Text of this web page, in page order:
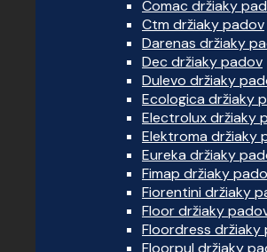
Comac držiaky
Ctm držiaky padov
Darenas držiaky
Dec držiaky padov
Dulevo držiaky
Ecologica držiaky
Electrolux držiaky
Elektroma držiaky
Eureka držiaky
Fimap držiaky
Fiorentini držiaky
Floor držiaky
Floordress držiaky
Floorpul držiaky